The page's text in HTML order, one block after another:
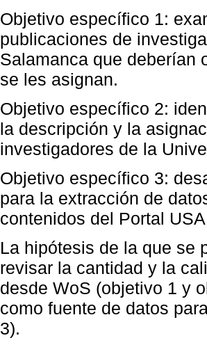
Objetivo específico 1:
publicaciones de
Salamanca que deberían
se les asignan.
Objetivo específico 2:
la descripción y la
investigadores de la
Objetivo específico 3:
para la extracción de
contenidos del Portal
La hipótesis de la que se
revisar la cantidad y la
desde WoS (objetivo 1 y
como fuente de datos
3).